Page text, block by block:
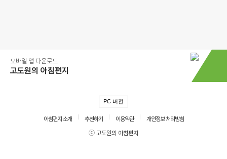
모바일 앱 다운로드
고도원의 아침편지
PC 버전
아침편지 소개 추천하기 이용약관
개인정보 처리방침
ⓒ 고도원의 아침편지